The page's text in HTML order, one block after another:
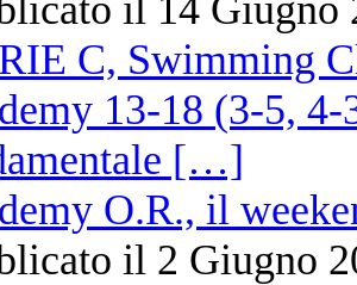
O.R., il
il 2 Giugno